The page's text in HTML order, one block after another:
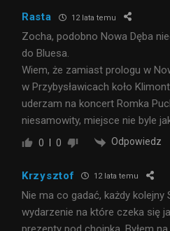
Rasta 12 lata temu
Zocha, podobno Nowa Dęba
do Bluesa.
Wiem, że zamiast prologu w
w Przybysławicach koło
uderzam na koncert Romka
niesamowity, miejsce nie byle
0 0 Odpowiedz
Krzysztof 12 lata temu
Nie ma co gadać, każdy kolejny
wydarzenie na które czeka się